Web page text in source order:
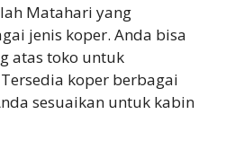
Matahari yang
jenis koper. Anda bisa
atas toko untuk
koper berbagai
sesuaikan untuk kabin